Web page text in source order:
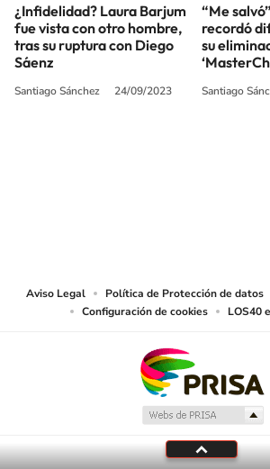
¿Infidelidad? Laura Barjum
fue vista con otro hombre,
tras su ruptura con Diego
Sáenz
Santiago Sánchez 24/09/2023
“Me
recordó
su
Santiago
Aviso Legal Política de Protección de datos
Configuración de cookies
LOS40